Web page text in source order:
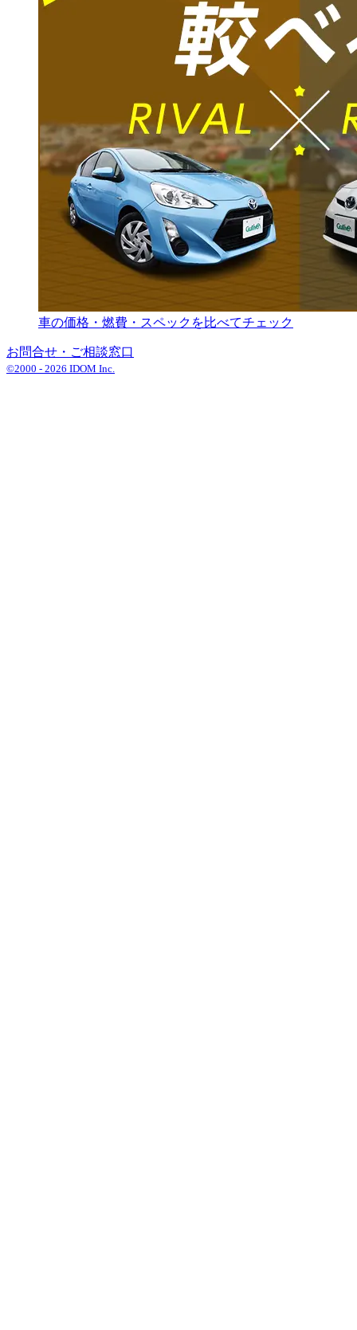
車の価格・燃費・スペックを比べてチェック
お問合せ・ご相談窓口
©2000 - 2026 IDOM Inc.